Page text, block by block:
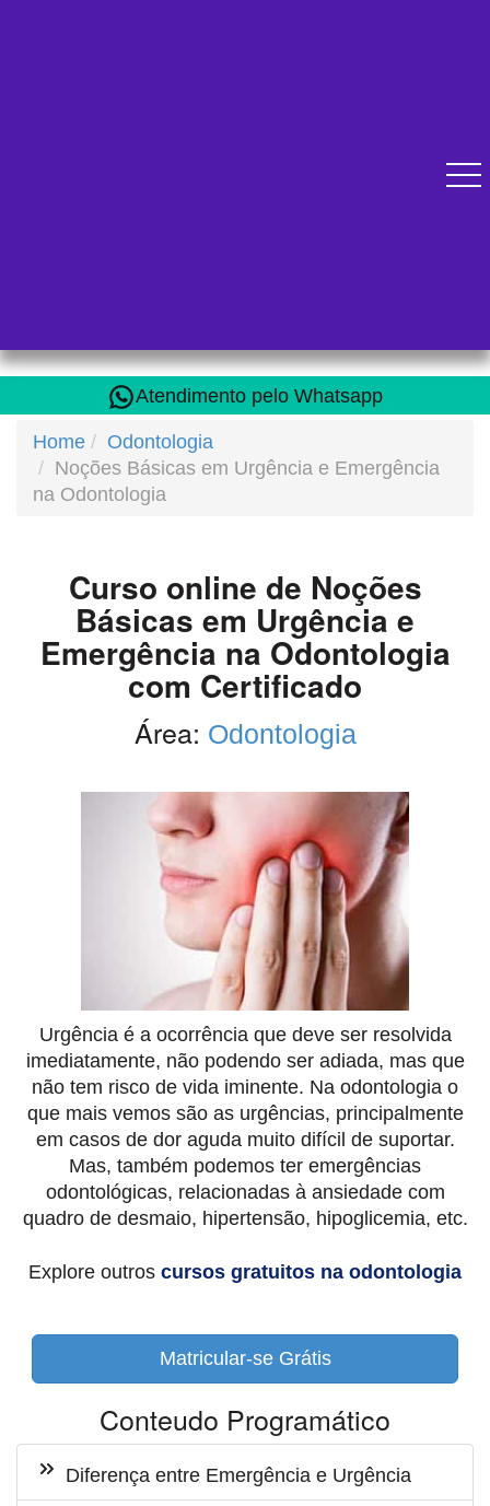
Atendimento pelo Whatsapp
Home
Odontologia
Noções Básicas em Urgência e Emergência
na Odontologia
Curso online de Noções
Básicas em Urgência e
Emergência na Odontologia
com Certificado
Área: Odontologia
Urgência é a ocorrência que deve ser resolvida
imediatamente, não podendo ser adiada, mas que
não tem risco de vida iminente. Na odontologia o
que mais vemos são as urgências, principalmente
em casos de dor aguda muito difícil de suportar.
Mas, também podemos ter emergências
odontológicas, relacionadas à ansiedade com
quadro de desmaio, hipertensão, hipoglicemia, etc.
Explore outros cursos gratuitos na odontologia
Matricular-se Grátis
Conteudo Programático
Diferença entre Emergência e Urgência